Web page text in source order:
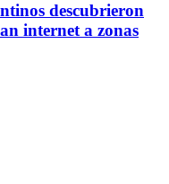
descubrieron
internet a zonas